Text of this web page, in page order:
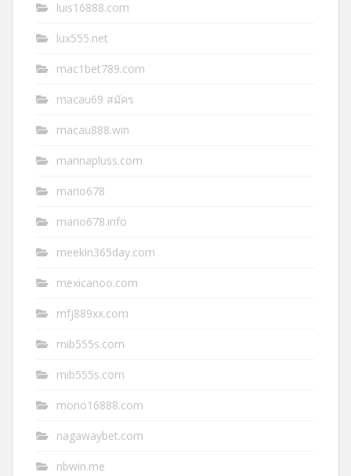
luis16888.com
lux555.net
mac1bet789.com
macau69 สมัคร
macau888.win
marinapluss.com
mario678
mario678.info
meekin365day.com
mexicanoo.com
mfj889xx.com
mib555s.com
mib555s.com
mono16888.com
nagawaybet.com
nbwin.me